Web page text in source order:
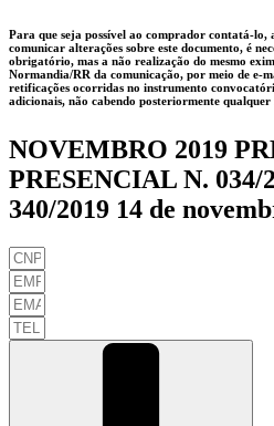
Para que seja possível ao comprador contatá-lo,
comunicar alterações sobre este documento, é
obrigatório, mas a não realização do mesmo
Normandia/RR da comunicação, por meio de e-
retificações ocorridas no instrumento
adicionais, não cabendo posteriormente qualquer
NOVEMBRO 2019
PRESENCIAL N. 034/
340/2019 14 de